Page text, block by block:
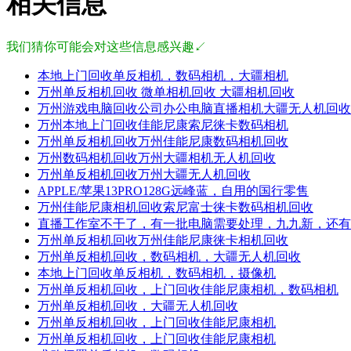
我们猜你可能会对这些信息感兴趣↙
本地上门回收单反相机，数码相机，大疆相机
万州单反相机回收 微单相机回收 大疆相机回收
万州游戏电脑回收公司办公电脑直播相机大疆无人机回收
万州本地上门回收佳能尼康索尼徕卡数码相机
万州单反相机回收万州佳能尼康数码相机回收
万州数码相机回收万州大疆相机无人机回收
万州单反相机回收万州大疆无人机回收
APPLE/苹果13PRO128G远峰蓝，自用的国行零售
万州佳能尼康相机回收索尼富士徕卡数码相机回收
直播工作室不干了，有一批电脑需要处理，九九新，还
万州单反相机回收万州佳能尼康徕卡相机回收
万州单反相机回收，数码相机，大疆无人机回收
本地上门回收单反相机，数码相机，摄像机
万州单反相机回收，上门回收佳能尼康相机，数码相机
万州单反相机回收，大疆无人机回收
万州单反相机回收，上门回收佳能尼康相机
万州单反相机回收，上门回收佳能尼康相机